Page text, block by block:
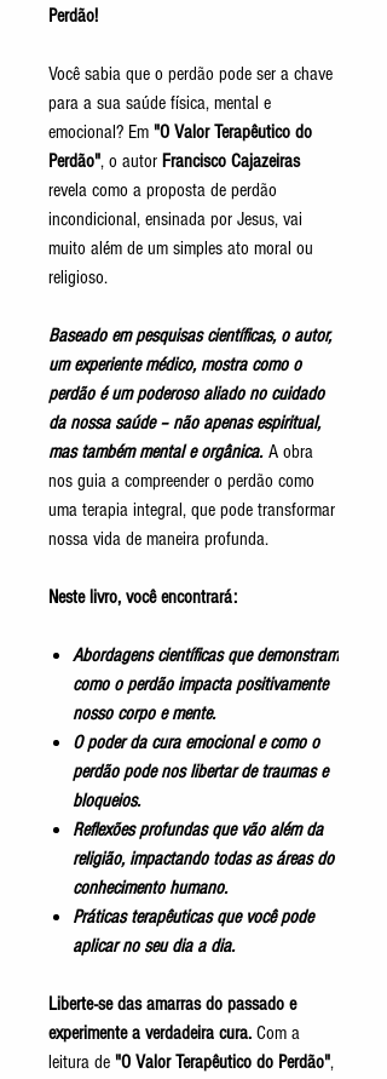
Perdão!
Você sabia que o perdão pode ser a chave
para a sua saúde física, mental e
emocional? Em "O Valor Terapêutico do
Perdão", o autor Francisco Cajazeiras
revela como a proposta de perdão
incondicional, ensinada por Jesus, vai
muito além de um simples ato moral ou
religioso.
Baseado em pesquisas científicas, o autor,
um experiente médico, mostra como o
perdão é um poderoso aliado no cuidado
da nossa saúde – não apenas espiritual,
mas tambémmentaleorgânica. A obra
nos guia a compreender o perdão como
uma terapia integral, que pode transformar
nossa vida de maneira profunda.
Neste livro, você encontrará:
Abordagens científicasque demonstram
como o perdão impacta positivamente
nosso corpo e mente.
O poder da cura emocionale como o
perdão pode nos libertar de traumas e
bloqueios.
Reflexões profundasque vão além da
religião, impactando todas as áreas do
conhecimento humano.
Práticas terapêuticas que você pode
aplicar no seu dia a dia.
Liberte-se das amarras do passado e
experimente a verdadeira cura. Com a
leitura de "O Valor Terapêutico do Perdão",